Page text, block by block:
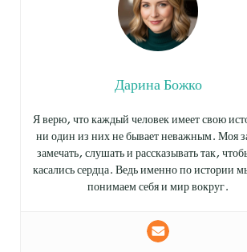
Дарина Божко
Я верю, что каждый человек имеет свою
ни один из них не бывает неважным. Моя
замечать, слушать и рассказывать так,
касались сердца. Ведь именно по истории
понимаем себя и мир вокруг.